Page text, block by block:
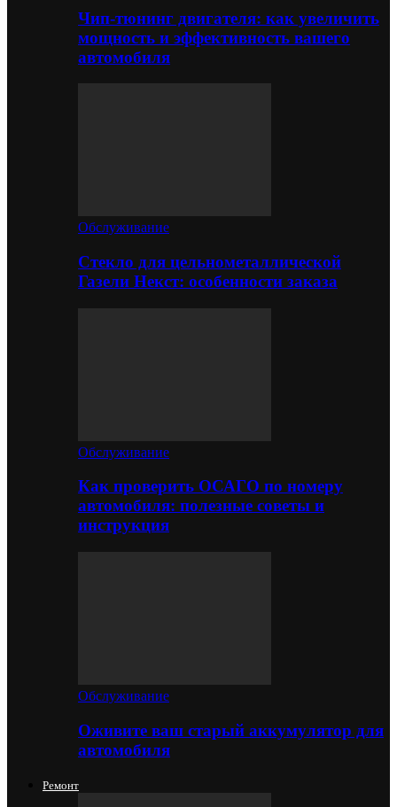
Чип-тюнинг двигателя: как увеличить
мощность и эффективность вашего
автомобиля
Обслуживание
Стекло для цельнометаллической
Газели Некст: особенности заказа
Обслуживание
Как проверить ОСАГО по номеру
автомобиля: полезные советы и
инструкция
Обслуживание
Оживите ваш старый аккумулятор для
автомобиля
Ремонт